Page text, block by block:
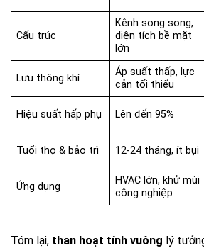
Cấu trúc
Kênh song song,
diện tích bề mặt
lớn
Lưu thông khí
Áp suất thấp, lực
cản tối thiểu
Hiệu suất hấp phụ Lên đến 95%
Tuổi thọ & bảo trì 12-24 tháng, ít bụi
Ứng dụng
HVAC lớn, khử mùi
công nghiệp
Tóm lại, than hoạt tính vuông lý